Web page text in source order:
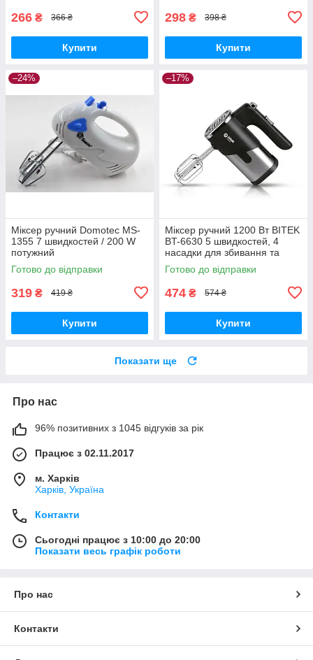
266 ₴ 366 ₴
Купити
298 ₴ 398 ₴
Купити
–24%
Міксер ручний Domotec MS-
1355 7 швидкостей / 200 W
потужний
Готово до відправки
319 ₴ 419 ₴
Купити
–17%
Міксер ручний 1200 Вт BITEK
BT-6630 5 швидкостей, 4
насадки для збивання та
замішування тіста,
пластиковий корпус
Готово до відправки
474 ₴ 574 ₴
Купити
Показати ще
Про нас
96% позитивних з 1045 відгуків за рік
Працює з 02.11.2017
м. Харків
Харків, Україна
Контакти
Сьогодні працює з 10:00 до 20:00
Показати весь графік роботи
Про нас
Контакти